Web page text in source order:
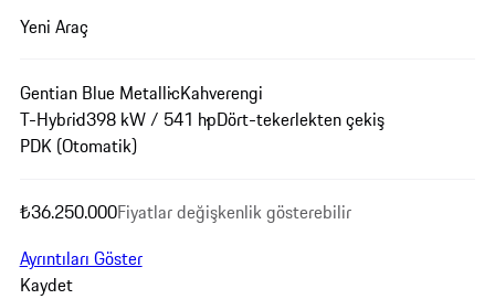
Yeni Araç
Gentian Blue MetallicKahverengi
T-Hybrid398 kW / 541 hpDört-tekerlekten çekiş
PDK (Otomatik)
₺36.250.000Fiyatlar değişkenlik gösterebilir
Ayrıntıları Göster
Kaydet